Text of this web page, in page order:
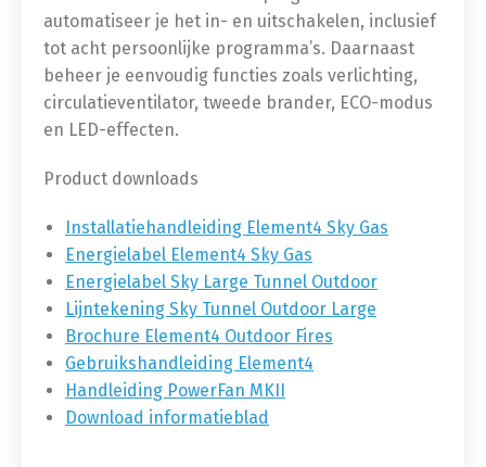
automatiseer je het in- en uitschakelen, inclusief
tot acht persoonlijke programma’s. Daarnaast
beheer je eenvoudig functies zoals verlichting,
circulatieventilator, tweede brander, ECO-modus
en LED-effecten.
Product downloads
Installatiehandleiding Element4 Sky Gas
Energielabel Element4 Sky Gas
Energielabel Sky Large Tunnel Outdoor
Lijntekening Sky Tunnel Outdoor Large
Brochure Element4 Outdoor Fires
Gebruikshandleiding Element4
Handleiding PowerFan MKII
Download informatieblad